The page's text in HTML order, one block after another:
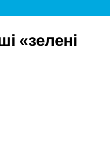
«зелені